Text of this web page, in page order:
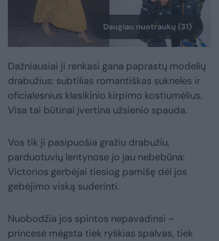
Daugiau nuotraukų (31)
Dažniausiai ji renkasi gana paprastų modelių
drabužius: subtilias romantiškas sukneles ir
oficialesnius klasikinio kirpimo kostiumėlius.
Visa tai būtinai įvertina užsienio spauda.
Vos tik ji pasipuošia gražiu drabužiu,
parduotuvių lentynose jo jau nebebūna:
Victorios gerbėjai tiesiog pamišę dėl jos
gebėjimo viską suderinti.
Nuobodžia jos spintos nepavadinsi –
princesė mėgsta tiek ryškias spalvas, tiek